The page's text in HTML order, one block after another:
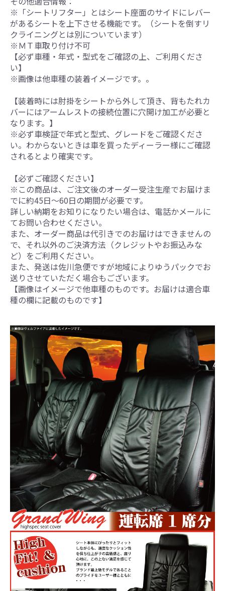
※「シートリフター」とはシート座面のサイドにレバー
があるシートを上下させる機能です。（シートを倒すリ
クライニングとは別についています）
※ＭＴ車取り付け不可
【必ず車種・年式・型式をご確認の上、ご利用くださ
い】
※画像は他車種の装着イメージです。。
【装着時には肘掛をシートから外して頂き、背もたれカ
バーにはアームレストの接続位置に穴開け加工が必要と
なります。】
※必ず車検証で年式と型式、グレードをご確認くださ
い。わからないときは車を買ったディーラー様にご確認
されるとより確実です。
【必ずご確認ください】
※この商品は、ご注文後のオーダー受注生産でお届けま
でに約45日～60日の期間が必要です。
詳しい納期をお知りになりたい場合は、電話かメールに
てお問い合わせください。
また、オーダー商品は代引きでのお届けはできませんの
で、それ以外のご決済方法（クレジットやお振込みな
ど）をご利用ください。
また、発送は佐川急便ですが地域によりゆうパックでお
送りさせていただく場合もございます。
【画像はイメージで他車種のものです。お届けは適合車
種の欄に記載のものです】